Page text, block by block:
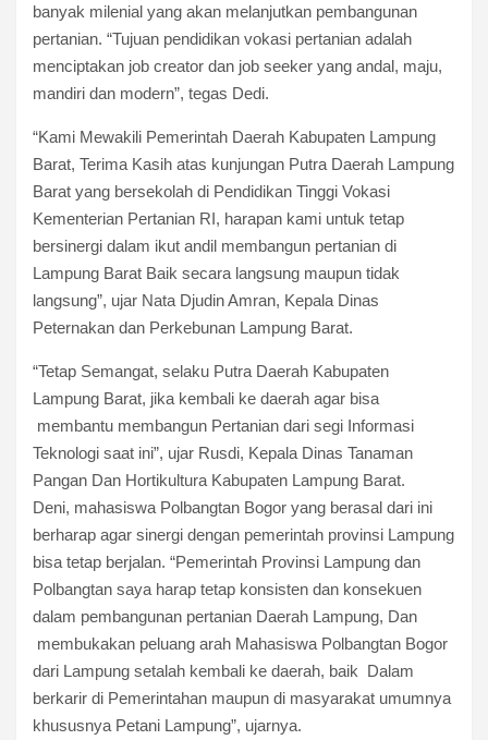
banyak milenial yang akan melanjutkan pembangunan
pertanian. “Tujuan pendidikan vokasi pertanian adalah
menciptakan job creator dan job seeker yang andal, maju,
mandiri dan modern”, tegas Dedi.
“Kami Mewakili Pemerintah Daerah Kabupaten Lampung
Barat, Terima Kasih atas kunjungan Putra Daerah Lampung
Barat yang bersekolah di Pendidikan Tinggi Vokasi
Kementerian Pertanian RI, harapan kami untuk tetap
bersinergi dalam ikut andil membangun pertanian di
Lampung Barat Baik secara langsung maupun tidak
langsung”, ujar Nata Djudin Amran, Kepala Dinas
Peternakan dan Perkebunan Lampung Barat.
“Tetap Semangat, selaku Putra Daerah Kabupaten
Lampung Barat, jika kembali ke daerah agar bisa
membantu membangun Pertanian dari segi Informasi
Teknologi saat ini”, ujar Rusdi, Kepala Dinas Tanaman
Pangan Dan Hortikultura Kabupaten Lampung Barat.
Deni, mahasiswa Polbangtan Bogor yang berasal dari ini
berharap agar sinergi dengan pemerintah provinsi Lampung
bisa tetap berjalan. “Pemerintah Provinsi Lampung dan
Polbangtan saya harap tetap konsisten dan konsekuen
dalam pembangunan pertanian Daerah Lampung, Dan
membukakan peluang arah Mahasiswa Polbangtan Bogor
dari Lampung setalah kembali ke daerah, baik Dalam
berkarir di Pemerintahan maupun di masyarakat umumnya
khususnya Petani Lampung”, ujarnya.